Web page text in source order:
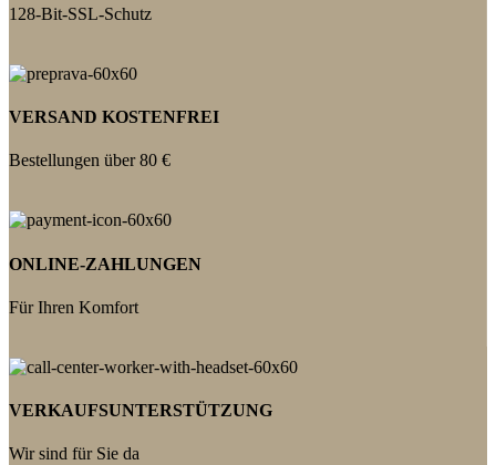
128-Bit-SSL-Schutz
VERSAND KOSTENFREI
Bestellungen über 80 €
ONLINE-ZAHLUNGEN
Für Ihren Komfort
VERKAUFSUNTERSTÜTZUNG
Wir sind für Sie da